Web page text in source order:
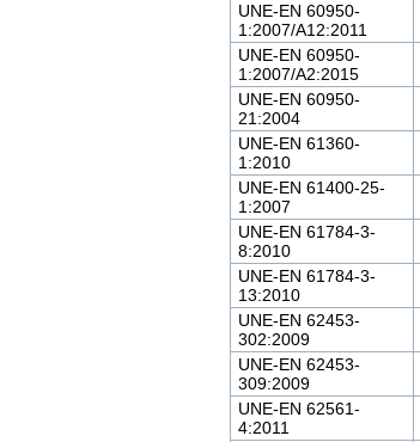
UNE-EN 60950-
1:2007/A12:2011
UNE-EN 60950-
1:2007/A2:2015
UNE-EN 60950-
21:2004
UNE-EN 61360-
1:2010
UNE-EN 61400-25-
1:2007
UNE-EN 61784-3-
8:2010
UNE-EN 61784-3-
13:2010
UNE-EN 62453-
302:2009
UNE-EN 62453-
309:2009
UNE-EN 62561-
4:2011